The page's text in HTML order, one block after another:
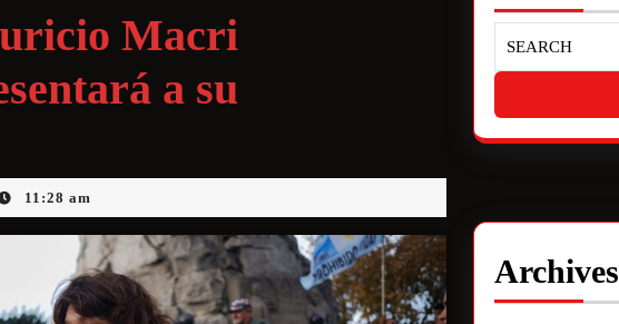
Macri
a su
11:28 am
Archives